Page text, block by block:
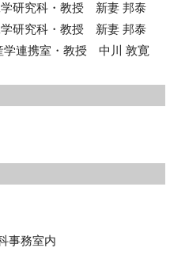
究科・教授 新妻 邦泰
究科・教授 新妻 邦泰
連携室・教授 中川 敦寛
事務室内